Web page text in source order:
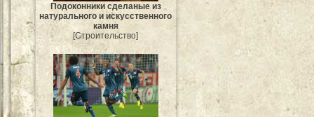
Подоконники сделаные из
натурального и искусственного
камня
[Строительство]